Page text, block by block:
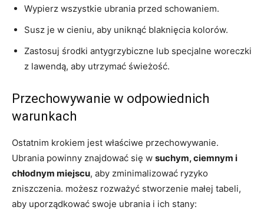
Wypierz wszystkie ubrania przed schowaniem.
Susz je w cieniu, aby ​uniknąć blaknięcia kolorów.
Zastosuj środki antygrzybiczne lub ‍specjalne woreczki
z lawendą, aby utrzymać świeżość.
Przechowywanie w odpowiednich
⁢warunkach
Ostatnim krokiem jest‍ właściwe ‌przechowywanie.
Ubrania powinny znajdować się ⁢w suchym, ⁣ciemnym i
chłodnym miejscu, aby zminimalizować ryzyko
‌zniszczenia. możesz rozważyć ⁣stworzenie małej‌ tabeli,
aby⁤ uporządkować swoje ubrania ⁣i ich stany: